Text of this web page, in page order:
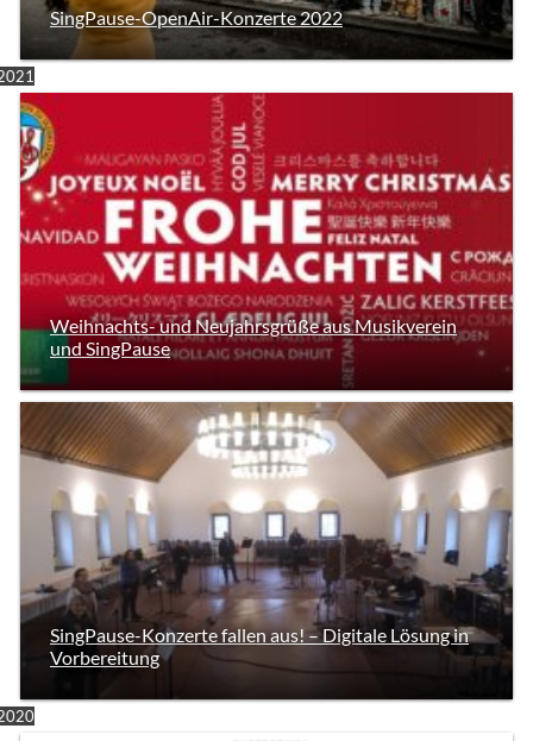
SingPause-OpenAir-Konzerte 2022
Weihnachts- und Neujahrsgrüße aus Musikverein
und SingPause
SingPause-Konzerte fallen aus! – Digitale Lösung in
Vorbereitung